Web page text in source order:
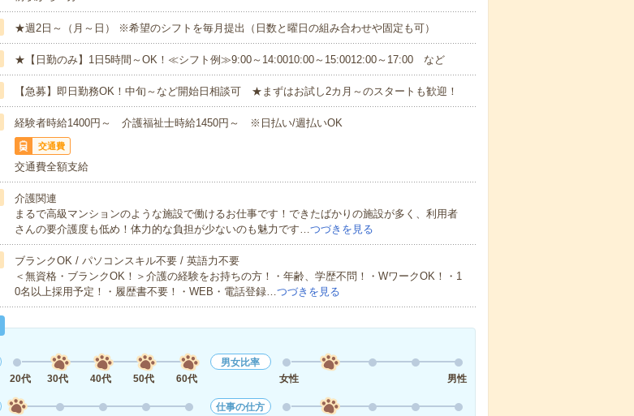
★週2日～（月～日） ※希望のシフトを毎月提出（日数と曜日の組み合わせや固定も可）
★【日勤のみ】1日5時間～OK！≪シフト例≫9:00～14:0010:00～15:0012:00～17:00 など
【急募】即日勤務OK！中旬～など開始日相談可 ★まずはお試し2カ月～のスタートも歓迎！
経験者時給1400円～ 介護福祉士時給1450円～ ※日払い/週払いOK
交通費
交通費全額支給
介護関連
まるで高級マンションのような施設で働けるお仕事です！できたばかりの施設が多く、利用者
さんの要介護度も低め！体力的な負担が少ないのも魅力です…つづきを見る
ブランクOK / パソコンスキル不要 / 英語力不要
＜無資格・ブランクOK！＞介護の経験をお持ちの方！・年齢、学歴不問！・WワークOK！・1
0名以上採用予定！・履歴書不要！・WEB・電話登録…つづきを見る
20代
30代 40代 50代 60代
男女比率
女性
男性
仕事の仕方